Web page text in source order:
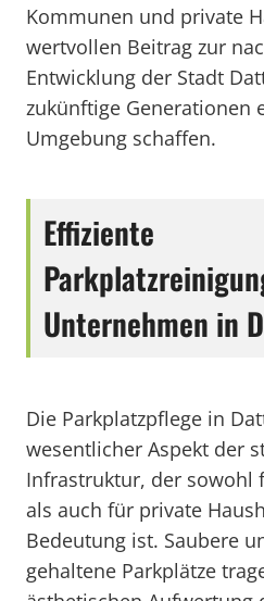
Kommunen und private
wertvollen Beitrag zur
Entwicklung der Stadt
zukünftige Generationen
Umgebung schaffen.
Effiziente
Unternehmen in
Die Parkplatzpflege in
wesentlicher Aspekt der
Infrastruktur, der sowohl
als auch für private
Bedeutung ist. Saubere
gehaltene Parkplätze